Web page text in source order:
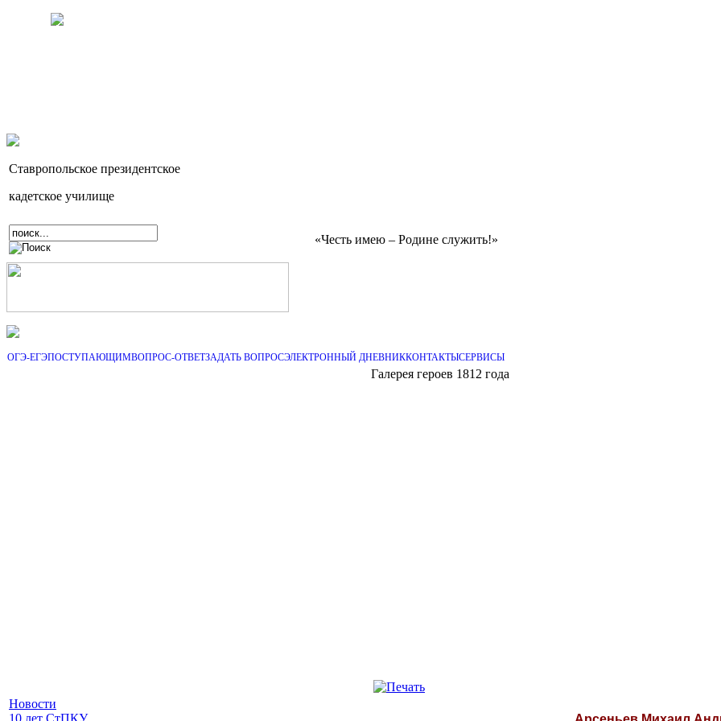
Ставропольское президентское
кадетское училище
«Честь имею – Родине служить!»
ОГЭ-ЕГЭПОСТУПАЮЩИМВОПРОС-ОТВЕТЗАДАТЬ ВОПРОСЭЛЕКТРОННЫЙ ДНЕВНИККОНТАКТЫСЕРВИСЫ
Новости
10 лет СтПКУ
Галерея героев 1812 года